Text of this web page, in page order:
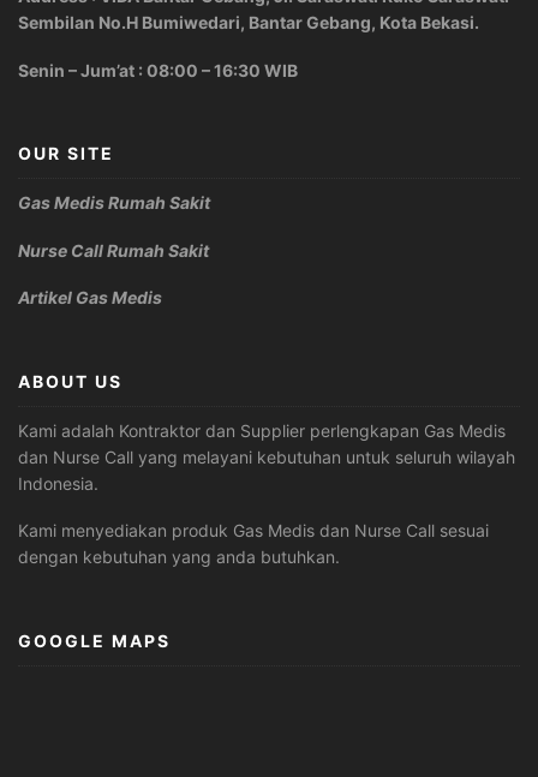
Sembilan No.H Bumiwedari, Bantar Gebang, Kota Bekasi.
Senin – Jum’at : 08:00 – 16:30 WIB
OUR SITE
Gas Medis Rumah Sakit
Nurse Call Rumah Sakit
Artikel Gas Medis
ABOUT US
Kami adalah Kontraktor dan Supplier perlengkapan Gas Medis
dan Nurse Call yang melayani kebutuhan untuk seluruh wilayah
Indonesia.
Kami menyediakan produk Gas Medis dan Nurse Call sesuai
dengan kebutuhan yang anda butuhkan.
GOOGLE MAPS